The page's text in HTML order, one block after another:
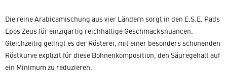
Die reine Arabicamischung aus vier Ländern sorgt in den E.S.E. Pads
Epos Zeus für einzigartig reichhaltige Geschmacksnuancen.
Gleichzeitig gelingt es der Rösterei, mit einer besonders schonenden
Röstkurve explizit für diese Bohnenkomposition, den Säuregehalt auf
ein Minimum zu reduzieren.